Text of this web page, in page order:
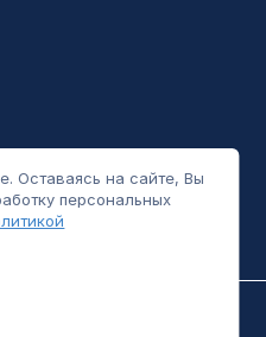
Оставаясь на сайте, Вы
персональных